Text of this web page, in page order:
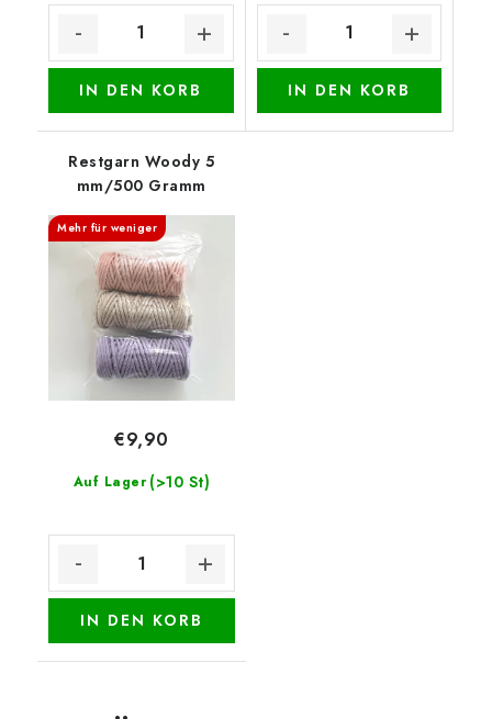
IN DEN KORB IN DEN KORB
Restgarn Woody 5
mm/500 Gramm
Mehr für weniger
Auf Lager (>10 St)
€9,90
IN DEN KORB